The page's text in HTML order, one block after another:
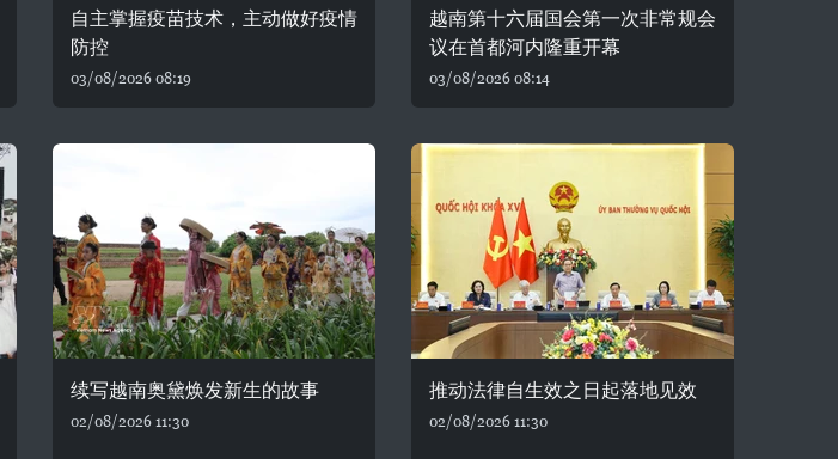
自主掌握疫苗技术，主动做好疫情
防控
03/08/2026 08:19
越南第十六届国会第一次非常规会
议在首都河内隆重开幕
03/08/2026 08:14
续写越南奥黛焕发新生的故事
02/08/2026 11:30
推动法律自生效之日起落地见效
02/08/2026 11:30